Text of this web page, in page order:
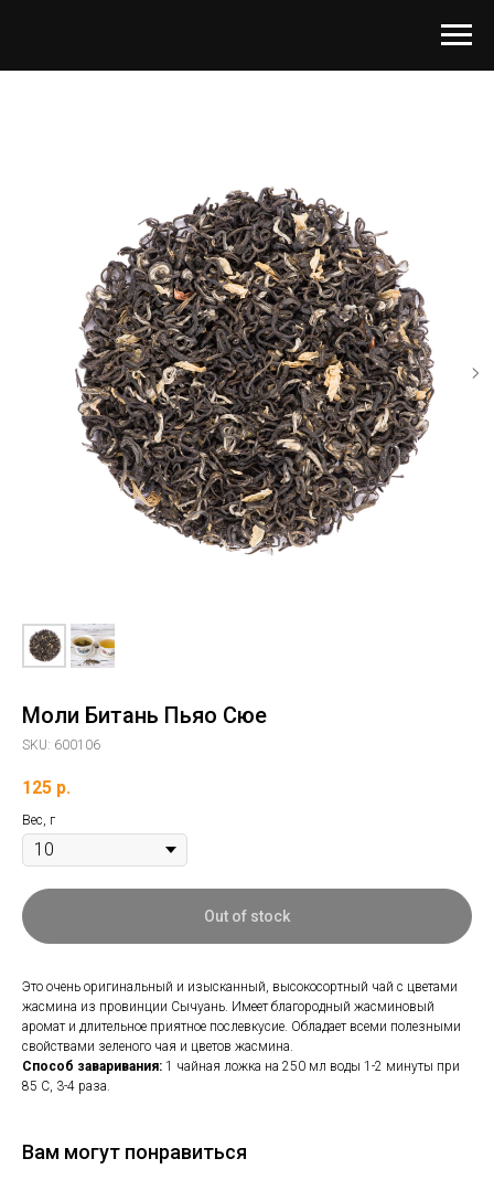
Моли Битань Пьяо Сюе
SKU: 600106
125 р.
Вес, г
Out of stock
Это очень оригинальный и изысканный, высокосортный чай с цветами
жасмина из провинции Сычуань. Имеет благородный жасминовый
аромат и длительное приятное послевкусие. Обладает всеми полезными
свойствами зеленого чая и цветов жасмина.
Способ заваривания: 1 чайная ложка на 250 мл воды 1-2 минуты при
85 С, 3-4 раза.
Вам могут понравиться